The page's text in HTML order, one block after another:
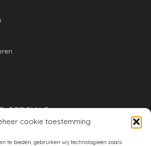
cookie toestemming
te bieden, gebruiken wij technologieën zoals
SPECIALS